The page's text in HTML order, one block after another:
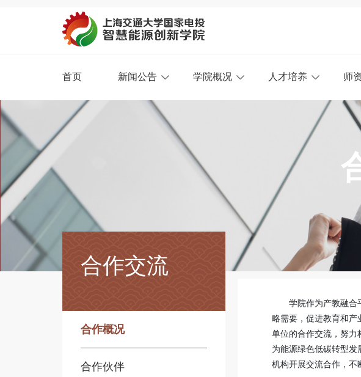
首页 新闻公告 学院概况 人才培养 师
合作交流
合作概况
合作伙伴
学院作为产教融合
略需要，促进教育和产
单位的合作交流，努力
为能源绿色低碳转型发
机构开展交流合作，不